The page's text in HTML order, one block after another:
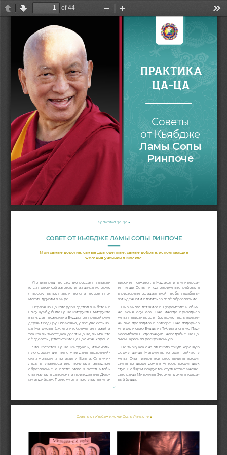
PreviousNext
of 44
Zoom
ПРАКТИК А
ЦА-ЦА
Советы
от Кьябдже
Ламы Сопы
Ринпоче
2
Практика ца-ца ■
Я очень рад, что столько россиян занима-
ются практикой изготовления ца-ца, которую
я просил выполнять, и что они так хотят по-
могать другим в мире.
Первая ца-ца, которую я сделал в Тибете и в
Солу Кумбу, была ца-ца Митрукпы. Митрукпа
выглядит так же, как и Будда, но в правой руке
держит ваджру. Возможно, у вас уже есть ца-
ца Митрукпы, (см. его изображение ниже), и
так как вы знаете, как делать ца-ца, вы можете
её сделать. Делать такие ца-ца очень хорошо.
Что касается ца-ца Митрукпы, изначаль-
ную форму для него мне дала австралий-
ская монахиня по имени Бонни. Она учи-
лась в  университете,  получила  западное
образование, а после этого я хотел, чтобы
она изучила санскрит и преподавала Дхар-
му индийцам. Поэтому она  поступила в уни-
верситет, кажется, в Мэдисоне, в универси-
тет  геше  Сопы,  и  одновременно  работала
в ресторане официанткой, чтобы зарабаты-
вать деньги и платить за своё образование.
Она много лет жила в Дхарамсале и обыч-
но  меня  слушала.  Она  иногда  приходила
меня навестить, хотя большую часть време-
ни она проводила в затворе. Она подарила
мне реликвию Будды из Тибета и статую Пад-
масамбхавы,  сделанную  наподобие  ца-ца,
очень красиво раскрашенную.
Не знаю, как она отыскала такую хорошую
форму  ца-ца  Митрукпы,  которая  сейчас  у
меня.  Они  теперь  все  расставлены  вокруг
ступы во дворе дома в Аптосе, вокруг двух
ступ. В общем, вокруг той ступы стоит множе-
ство ца-ца Митрукпы. Это очень, очень краси-
вый будда.
СОВЕТ ОТ КЬЯБДЖЕ ЛАМЫ СОПЫ РИНПОЧЕ
Мои самые дорогие, самые драгоценные, самые добрые, исполняющие
желания ученики в Москве.
Советы от Кьябдже ламы Сопы Ринпоче ■